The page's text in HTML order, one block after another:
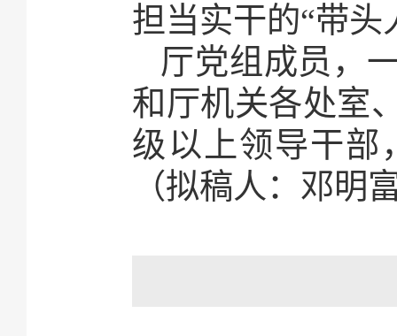
担当实干的“带头
厅党组成员，
和厅机关各处室
级以上领导干部
（拟稿人：邓明